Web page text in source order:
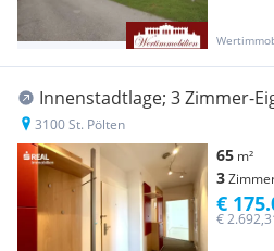
Innenstadtlage; 3 Zimmer-
3100 St. Pölten
65 m²
3
€
€